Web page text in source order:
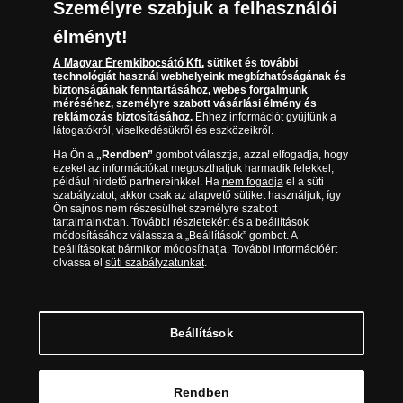
Kosárba tesz
Az érmék és érmek ára és értéke
Gyakran ismételt kérdések
Adatkezelés
(díjmentesen hívható hétfőtől csütörtökig 9.00 és 17.00
óra között, péntekenként 9.00 és 15.00 óra között)
Magyar Éremkibocsátó Kft. 1134 Budapest, Váci út 33. Cégjegyzékszám: 01-09-
Bláthy Ottó utca 3-5.) engedélyéhez kötött tevékenységet folytat. Kereskedelmi
Személyre szabjuk a felhasználói
élményt!
A Magyar Éremkibocsátó Kft.sütiket és további
technológiát használ webhelyeink megbízhatóságának és
biztonságának fenntartásához, webes forgalmunk
méréséhez, személyre szabott vásárlási élmény és
reklámozás biztosításához.Ehhez információt gyűjtünk a
látogatókról, viselkedésükről és eszközeikről.
Ha Ön a „Rendben”gombot választja, azzal elfogadja, hogy
ezeket az információkat megoszthatjuk harmadik felekkel,
például hirdető partnereinkkel. Ha nem fogadjael a süti
szabályzatot, akkor csak az alapvető sütiket használjuk, így
Ön sajnos nem részesülhet személyre szabott
tartalmainkban. További részletekért és a beállítások
módosításához válassza a „Beállítások” gombot. A
beállításokat bármikor módosíthatja. További információért
olvassa el süti szabályzatunkat.
Beállítások
Rendben